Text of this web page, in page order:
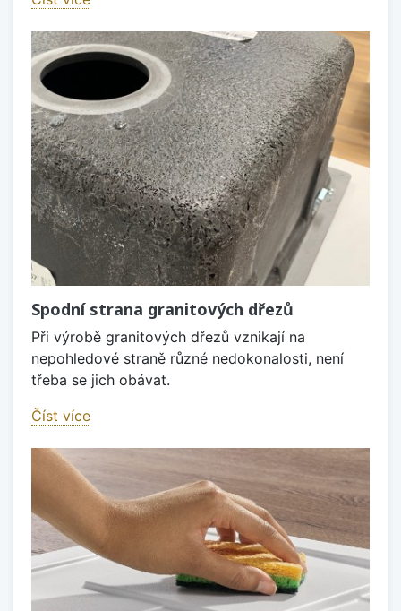
Spodní strana granitových dřezů
Při výrobě granitových dřezů vznikají na
nepohledové straně různé nedokonalosti, není
třeba se jich obávat.
Číst více